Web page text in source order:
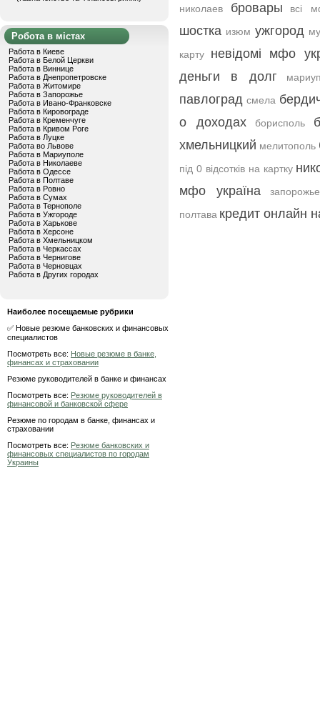
Робота в містах
Работа в Киеве
Работа в Белой Церкви
Работа в Виннице
Работа в Днепропетровске
Работа в Житомире
Работа в Запорожье
Работа в Ивано-Франковске
Работа в Кировограде
Работа в Кременчуге
Работа в Кривом Роге
Работа в Луцке
Работа во Львове
Работа в Мариуполе
Работа в Николаеве
Работа в Одессе
Работа в Полтаве
Работа в Ровно
Работа в Сумах
Работа в Тернополе
Работа в Ужгороде
Работа в Харькове
Работа в Херсоне
Работа в Хмельницком
Работа в Черкассах
Работа в Чернигове
Работа в Черновцах
Работа в Других городах
Наиболее посещаемые рубрики
✅ Новые резюме банковских и финансовых
специалистов
Посмотреть все: Новые резюме в банке,
финансах и страховании
Резюме руководителей в банке и финансах
Посмотреть все: Резюме руководителей в
финансовой и банковской сфере
Резюме по городам в банке, финансах и
страховании
Посмотреть все: Резюме банковских и
финансовых специалистов по городам
Украины
николаев
бровары всі
шостка изюм ужгород
карту
невідомі мфо
деньги в долг
павлоград смела
о доходах
борисполь
хмельницкий мелитополь
під 0 відсотків на картку
мфо україна
запорожье
полтава кредит онлайн